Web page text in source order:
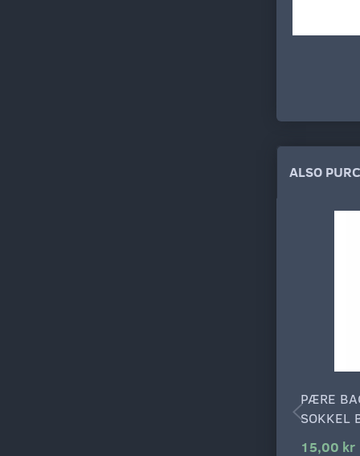
ALSO
PÆRE
SOKKEL
15,00 kr